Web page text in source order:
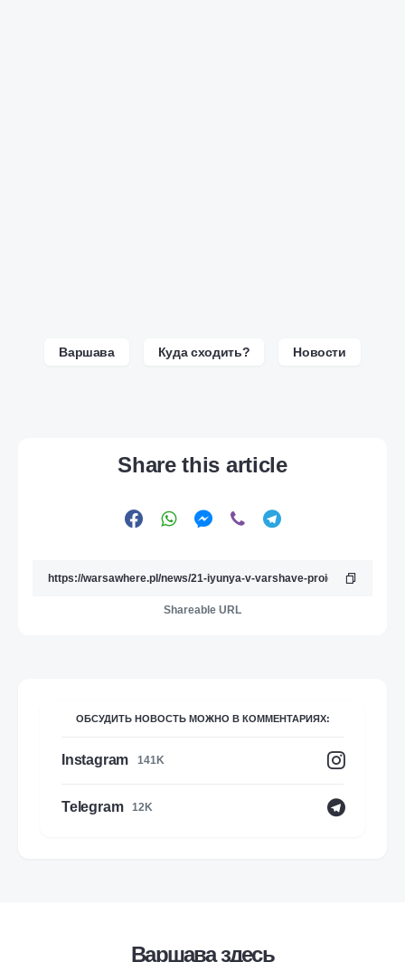
Варшава Куда сходить? Новости
Share this article
Shareable URL
ОБСУДИТЬ НОВОСТЬ МОЖНО В КОММЕНТАРИЯХ:
Instagram 141K
Telegram 12K
Варшава здесь